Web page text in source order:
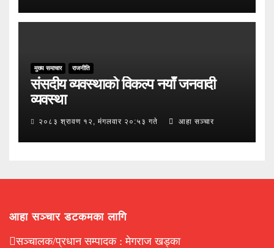
मुख्य समाचार राजनीति
संसदीय व्यवस्थाको विकल्प नयाँ जनवादी
व्यवस्था
२०८३ श्रावण १२, मंगलवार २०:५३ गते आहा सञ्चार
आहा सञ्चार डटकमका लागि
सञ्चालक/प्रधान सम्पादक : मेगराज खड्का